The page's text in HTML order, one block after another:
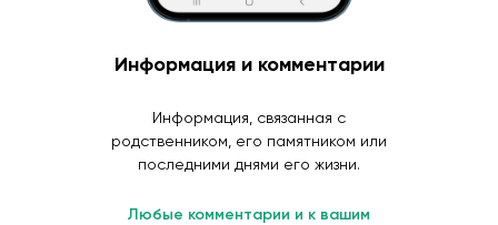
Информация и комментарии
Информация, связанная с
родственником, его памятником или
последними днями его жизни.
Любые комментарии и к вашим